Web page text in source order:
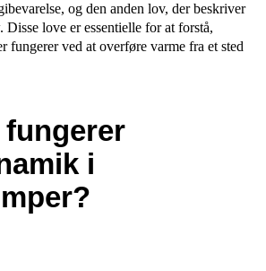
og den anden lov, der beskriver
love er essentielle for at forstå,
fungerer ved at overføre varme fra et sted
i